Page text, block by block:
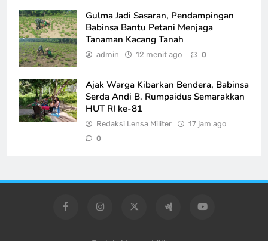
Gulma Jadi Sasaran, Pendampingan
Babinsa Bantu Petani Menjaga
Tanaman Kacang Tanah
admin 12 menit ago 0
Ajak Warga Kibarkan Bendera, Babinsa
Serda Andi B. Rumpaidus Semarakkan
HUT RI ke-81
Redaksi Lensa Militer 17 jam ago
0